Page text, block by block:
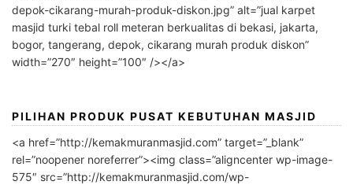
depok-cikarang-murah-produk-diskon.jpg” alt=”jual karpet
masjid turki tebal roll meteran berkualitas di bekasi, jakarta,
bogor, tangerang, depok, cikarang murah produk diskon”
width=”270″ height=”100″ /></a>
PILIHAN PRODUK PUSAT KEBUTUHAN MASJID
<a href=”http://kemakmuranmasjid.com” target=”_blank”
rel=”noopener noreferrer”><img class=”aligncenter wp-image-
575″ src=”http://kemakmuranmasjid.com/wp-